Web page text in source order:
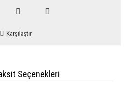
Karşılaştır
Seçenekleri